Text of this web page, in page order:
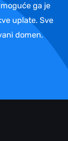
ga je
uplate. Sve
domen.